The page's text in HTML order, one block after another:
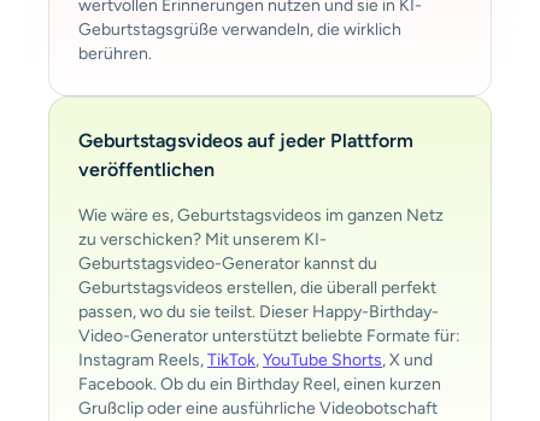
wertvollen Erinnerungen nutzen und sie in KI-
Geburtstagsgrüße verwandeln, die wirklich
berühren.
Geburtstagsvideos auf jeder Plattform
veröffentlichen
Wie wäre es, Geburtstagsvideos im ganzen Netz
zu verschicken? Mit unserem KI-
Geburtstagsvideo-Generator kannst du
Geburtstagsvideos erstellen, die überall perfekt
passen, wo du sie teilst. Dieser Happy-Birthday-
Video-Generator unterstützt beliebte Formate für:
Instagram Reels,TikTok,YouTube Shorts, X und
Facebook. Ob du ein Birthday Reel, einen kurzen
Grußclip oder eine ausführliche Videobotschaft